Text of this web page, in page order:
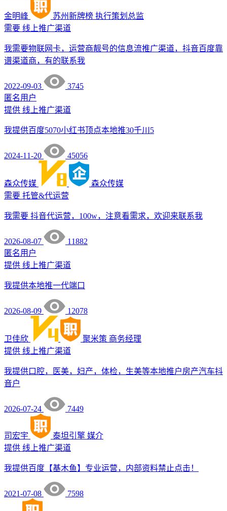
金明峰 苏州新牌榜 执行策划总监
需要 线上推广渠道
我需要物联网卡，运营商靓号的信息流推广渠道，抖音百度靠
谱渠道商，有的联系我
2022-09-03
3745
匿名用户
提供 线上推广渠道
我提供百度5070小红书顶点本地推30千川5
2024-11-20 45056
森众传媒
森众传媒
需要 托管&代运营
我需要 抖音代运营，100w，注意看需求，欢迎来联系我
2026-08-07
11882
匿名用户
提供 线上推广渠道
我提供本地推一代端口
2026-08-09 12078
卫佳欣 聚米策 商务经理
提供 线上推广渠道
我提供口腔，医美，妇产，体检，生美等本地推户房产汽车抖
音户
2026-07-24 7449
司宏宇 泰坦引擎 媒介
提供 线上推广渠道
我提供百度【基木鱼】专业运营，内部资料禁止点击！
2021-07-08 7598